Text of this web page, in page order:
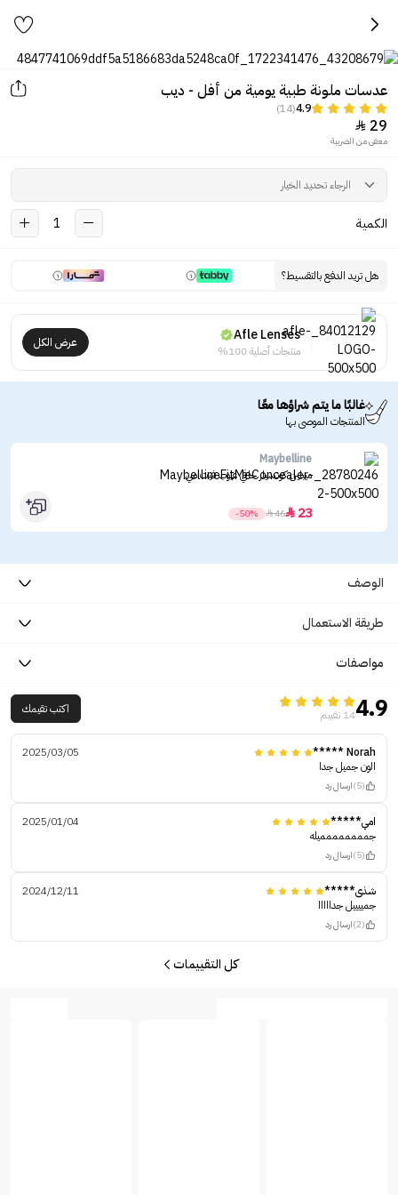
عدسات ملونة طبية يومية من أفل - ديب
4.9
(14)
29

معفى من الضريبة
الكمية 1
هل تريد الدفع بالتقسيط؟
Afle Lenses
منتجات أصلية 100%
عرض الكل
غالبًا ما يتم شراؤها معًا
المنتجات الموصى بها
Maybelline
ميبلين كونسيلر خافي عيوب فيت مي
23

46

-50%
الوصف
طريقة الاستعمال
مواصفات
4.914 تقييم اكتب تقيمك
Norah *****
2025/03/05
الون جميل جدا
(5) ارسال رد
امي*****
2025/01/04
جمممممممميله
(5) ارسال رد
شذى*****
2024/12/11
جمييييل جدااااا
(2) ارسال رد
كل التقييمات